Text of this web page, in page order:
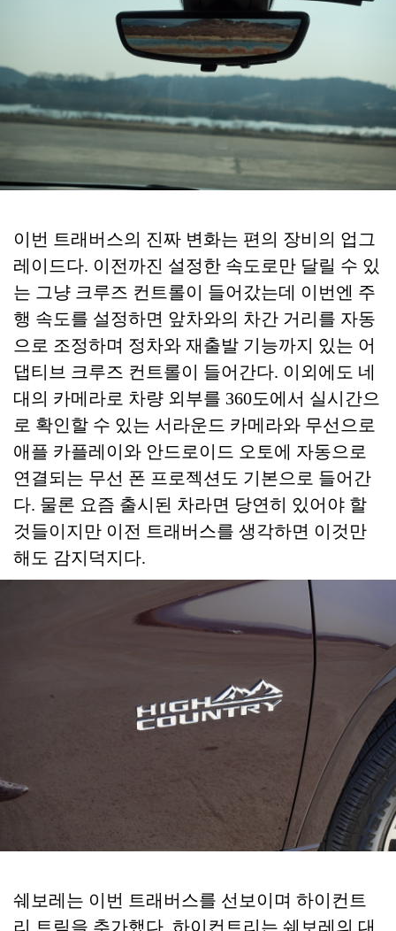
이번 트래버스의 진짜 변화는 편의 장비의 업그
레이드다. 이전까진 설정한 속도로만 달릴 수 있
는 그냥 크루즈 컨트롤이 들어갔는데 이번엔 주
행 속도를 설정하면 앞차와의 차간 거리를 자동
으로 조정하며 정차와 재출발 기능까지 있는 어
댑티브 크루즈 컨트롤이 들어간다. 이외에도 네
대의 카메라로 차량 외부를 360도에서 실시간으
로 확인할 수 있는 서라운드 카메라와 무선으로
애플 카플레이와 안드로이드 오토에 자동으로
연결되는 무선 폰 프로젝션도 기본으로 들어간
다. 물론 요즘 출시된 차라면 당연히 있어야 할
것들이지만 이전 트래버스를 생각하면 이것만
해도 감지덕지다.
쉐보레는 이번 트래버스를 선보이며 하이컨트
리 트림을 추가했다. 하이컨트리는 쉐보레의 대